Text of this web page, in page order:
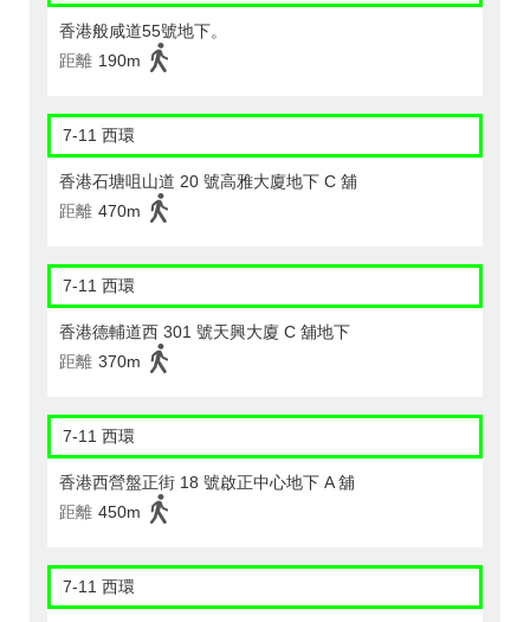
香港般咸道55號地下。
距離 190m
7-11 西環
香港石塘咀山道 20 號高雅大廈地下 C 舖
距離 470m
7-11 西環
香港德輔道西 301 號天興大廈 C 舖地下
距離 370m
7-11 西環
香港西營盤正街 18 號啟正中心地下 A 舖
距離 450m
7-11 西環